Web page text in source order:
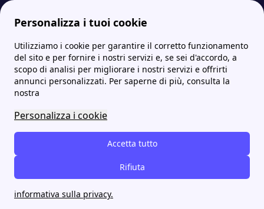
Personalizza i tuoi cookie
Utilizziamo i cookie per garantire il corretto funzionamento
del sito e per fornire i nostri servizi e, se sei d'accordo, a
scopo di analisi per migliorare i nostri servizi e offrirti
annunci personalizzati. Per saperne di più, consulta la
nostra
Personalizza i cookie
Accetta tutto
Rifiuta
informativa sulla privacy.
Papernest.it MoreOfferte Offerta prezzo fisso Wekiwi: costi, caratteristiche e vantaggi
Offerta prezzo fisso
Wekiwi: costi,
caratteristiche e vantaggi
L'offerta
per
la Luce e per il Gas è stata progettata per
un nuovo contatore, sia coloro che hanno già